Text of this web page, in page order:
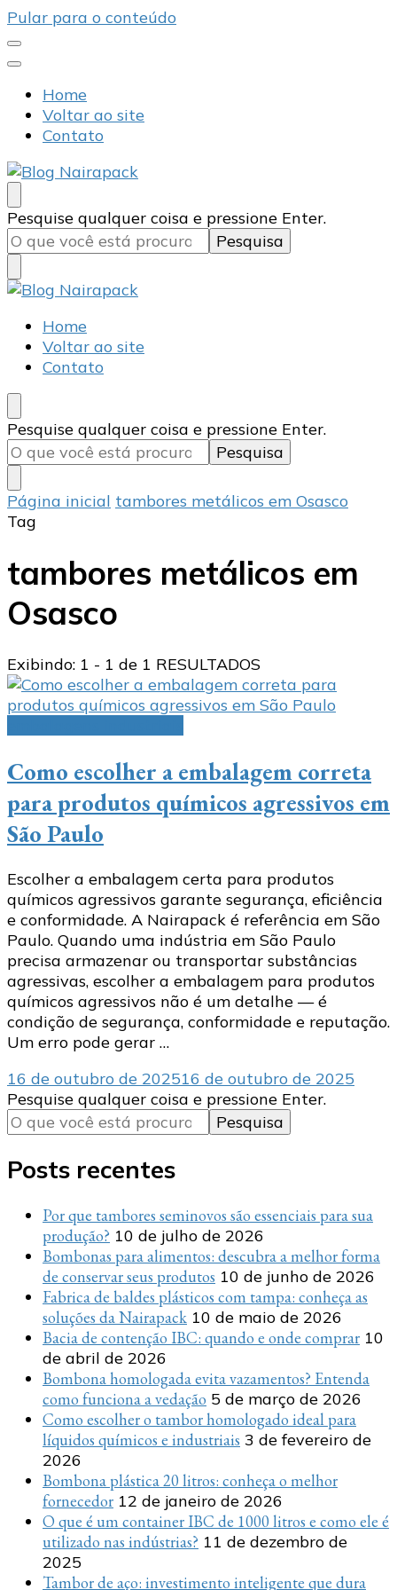
Pular para o conteúdo
Home
Voltar ao site
Contato
Blog Nairapack
Líder no Mercado de Embalagens
Procurando
algo?
Pesquise qualquer coisa e pressione Enter.
Blog Nairapack
Líder no Mercado de Embalagens
Home
Voltar ao site
Contato
Procurando
algo?
Pesquise qualquer coisa e pressione Enter.
Página inicial tambores metálicos em Osasco
Tag
tambores metálicos em
Osasco
Exibindo: 1 - 1 de 1 RESULTADOS
Como escolher a embalagem correta
para produtos químicos agressivos em
São Paulo
Escolher a embalagem certa para produtos
químicos agressivos garante segurança, eficiência
e conformidade. A Nairapack é referência em São
Paulo. Quando uma indústria em São Paulo
precisa armazenar ou transportar substâncias
agressivas, escolher a embalagem para produtos
químicos agressivos não é um detalhe — é
condição de segurança, conformidade e reputação.
Um erro pode gerar …
16 de outubro de 202516 de outubro de 2025
Procurando
algo?
Pesquise qualquer coisa e pressione Enter.
Posts recentes
Por que tambores seminovos são essenciais para sua
produção? 10 de julho de 2026
Bombonas para alimentos: descubra a melhor forma
de conservar seus produtos 10 de junho de 2026
Fabrica de baldes plásticos com tampa: conheça as
soluções da Nairapack 10 de maio de 2026
Bacia de contenção IBC: quando e onde comprar 10
de abril de 2026
Bombona homologada evita vazamentos? Entenda
como funciona a vedação 5 de março de 2026
Como escolher o tambor homologado ideal para
líquidos químicos e industriais 3 de fevereiro de
2026
Bombona plástica 20 litros: conheça o melhor
fornecedor 12 de janeiro de 2026
O que é um container IBC de 1000 litros e como ele é
utilizado nas indústrias? 11 de dezembro de
2025
Tambor de aço: investimento inteligente que dura